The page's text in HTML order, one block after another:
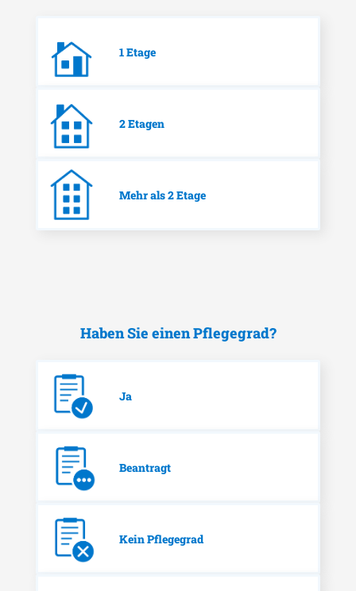
1 Etage
2 Etagen
Mehr als 2 Etage
Haben Sie einen Pflegegrad?
Ja
Beantragt
Kein Pflegegrad